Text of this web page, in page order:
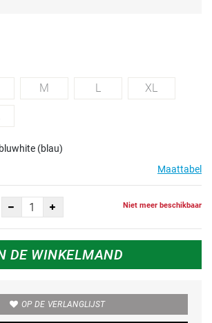
M L XL
(blau)
Maattabel
Niet meer beschikbaar
DE WINKELMAND
OP DE VERLANGLIJST